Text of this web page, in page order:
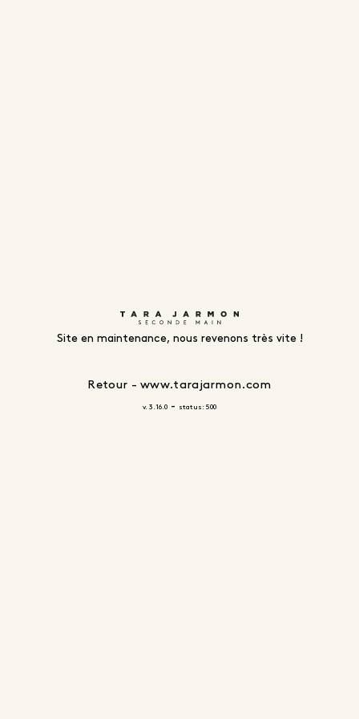
Site en maintenance, nous revenons très vite !
Retour - www.tarajarmon.com
v. 3.16.0 - status: 500